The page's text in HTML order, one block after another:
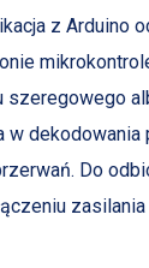
z Arduino
szeregowego
w dekodowania
Do